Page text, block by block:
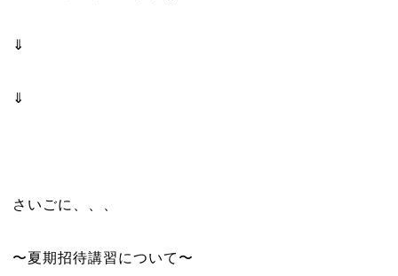
⇓
⇓
さいごに、、、
〜夏期招待講習について〜